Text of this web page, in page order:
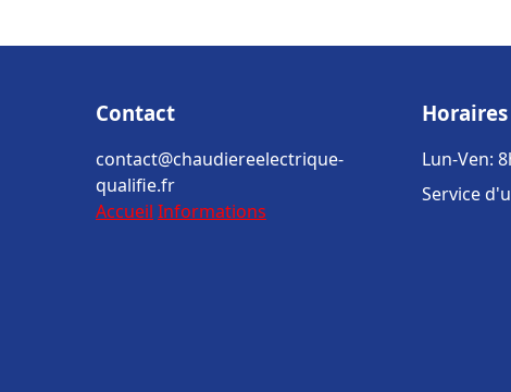
Contact
contact@chaudiereelectrique-
qualifie.fr
Accueil Informations
Horaires
Lun-Ven:
Service